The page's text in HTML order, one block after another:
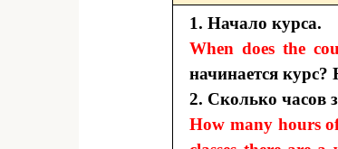
1. Начало курса.
When does the
начинается
2. Сколько часов
How many hours